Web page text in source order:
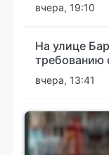
вчера, 19:10
На улице
требованию
вчера, 13:41